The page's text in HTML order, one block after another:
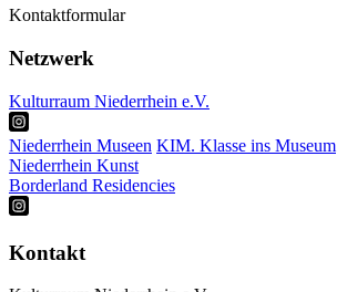
Kontaktformular
Netzwerk
Kulturraum Niederrhein e.V.
Niederrhein Museen KIM. Klasse ins Museum
Niederrhein Kunst
Borderland Residencies
Kontakt